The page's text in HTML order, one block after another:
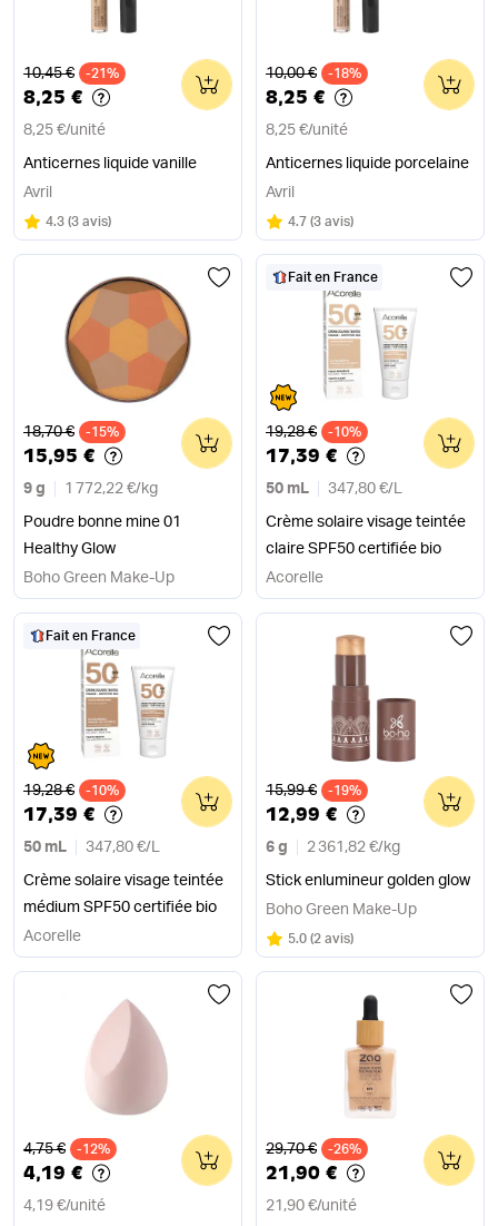
Ancien prix
10,45 € -21%
8,25 €
8,25 €/unité
Anticernes liquide vanille
0
Avril
Note
4.3 sur 5
(3 avis)
Ancien prix
10,00 € -18%
8,25 €
8,25 €/unité
Anticernes liquide porcelaine
0
Avril
Note
4.7 sur 5
(3 avis)
Ancien prix
18,70 € -15%
15,95 €
9 g 1 772,22 €/ kg
Poudre bonne mine 01
Healthy Glow
0
Boho Green Make-Up
Fait en France
Ancien prix
19,28 € -10%
17,39 €
50 mL 347,80 €/ L
Crème solaire visage teintée
claire SPF50 certifiée bio
0
Acorelle
Fait en France
Ancien prix
19,28 € -10%
17,39 €
50 mL 347,80 €/ L
Crème solaire visage teintée
médium SPF50 certifiée bio
0
Acorelle
Ancien prix
15,99 € -19%
12,99 €
6 g 2 361,82 €/ kg
Stick enlumineur golden glow
0
Boho Green Make-Up
Note
5.0 sur 5
(2 avis)
Ancien prix
4,75 € -12%
4,19 €
4,19 €/unité
0 Ancien prix
29,70 € -26%
21,90 €
21,90 €/unité
0